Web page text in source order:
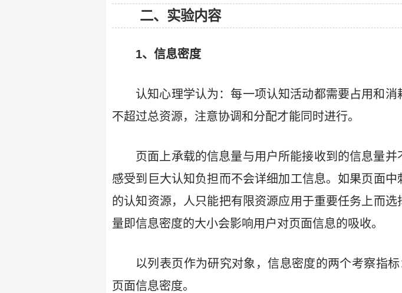
二、实验内容
1、信息密度
认知心理学认为：每一项认知活动都需要占用和
不超过总资源，注意协调和分配才能同时进行。
页面上承载的信息量与用户所能接收到的信息量
感受到巨大认知负担而不会详细加工信息。如果页面
的认知资源，人只能把有限资源应用于重要任务上而
量即信息密度的大小会影响用户对页面信息的吸收。
以列表页作为研究对象，信息密度的两个考察指
页面信息密度。